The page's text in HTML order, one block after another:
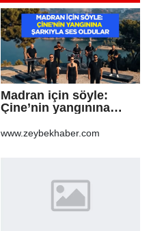
Madran için söyle:
Çine’nin yangınına
www.zeybekhaber.com